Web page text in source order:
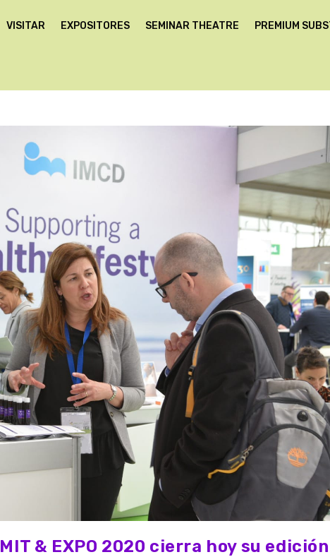
VISITAR EXPOSITORES SEMINAR THEATRE PREMIUM
& EXPO 2020 cierra hoy su edición